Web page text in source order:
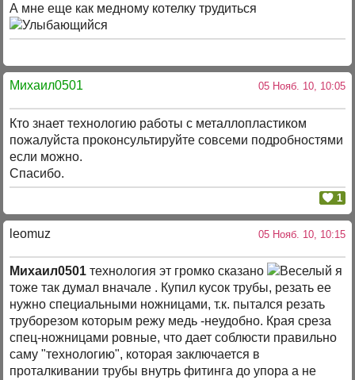
А мне еще как медному котелку трудиться
Михаил0501 05 Нояб. 10, 10:05
Кто знает технологию работы с металлопластиком
пожалуйста проконсультируйте совсеми подробностями
если можно.
Спасибо.
1
leomuz 05 Нояб. 10, 10:15
Михаил0501 технология эт громко сказано
я
тоже так думал вначале . Купил кусок трубы, резать ее
нужно специальными ножницами, т.к. пытался резать
труборезом которым режу медь -неудобно. Края среза
спец-ножницами ровные, что дает соблюсти правильно
саму "технологию", которая заключается в
проталкивании трубы внутрь фитинга до упора а не